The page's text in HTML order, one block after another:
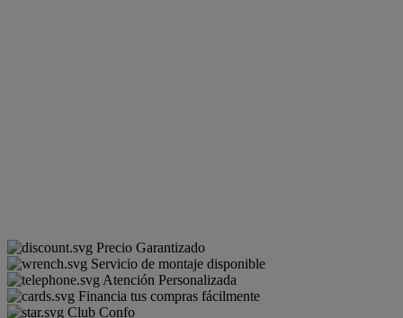
Precio Garantizado
Servicio de montaje disponible
Atención Personalizada
Financia tus compras fácilmente
Club Confo